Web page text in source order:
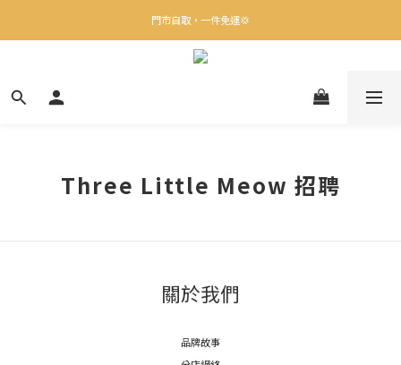
✨下載Three Little Meow App 即享多重禮遇！
門市自取，一件免運💢
🛒購物滿$400送貨上門免運
Three Little Meow 招聘
關於我們
品牌故事